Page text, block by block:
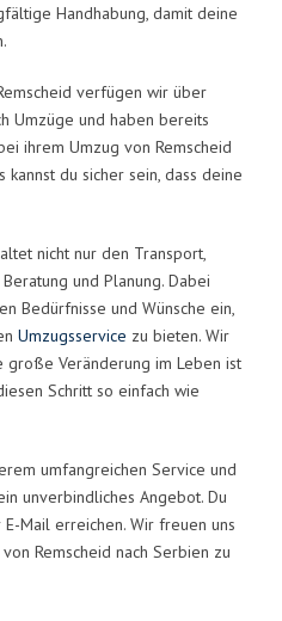
Handhabung, damit deine
verfügen wir über
Umzüge und haben bereits
ihrem Umzug von Remscheid
kannst du sicher sein, dass deine
nicht nur den Transport,
und Planung. Dabei
Bedürfnisse und Wünsche ein,
Umzugsservice zu bieten. Wir
große Veränderung im Leben ist
Schritt so einfach wie
umfangreichen Service und
unverbindliches Angebot. Du
Mail erreichen. Wir freuen uns
Remscheid nach Serbien zu